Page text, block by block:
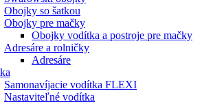
Obojky so šatkou
Obojky pre mačky
Obojky vodítka a postroje pre mačky
Adresáre a rolničky
Adresáre
Samonavíjacie vodítka FLEXI
Nastaviteľné vodítka